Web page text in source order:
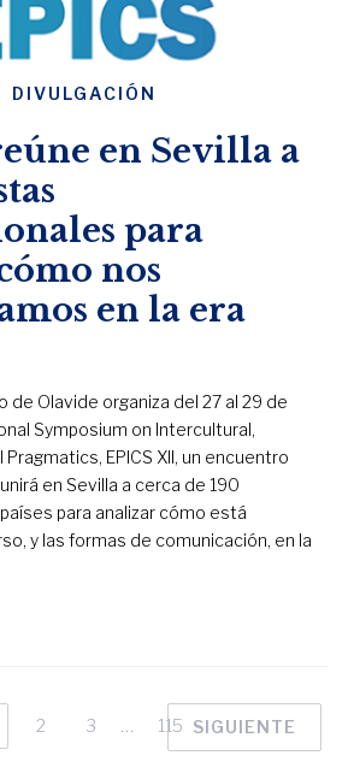
DIVULGACIÓN
en Sevilla a
para
nos
en la era
de Olavide organiza del 27 al 29 de
Symposium on Intercultural,
EPICS XII, un encuentro
en Sevilla a cerca de 190
para analizar cómo está
y las formas de comunicación, en la
2 3 115 SIGUIENTE